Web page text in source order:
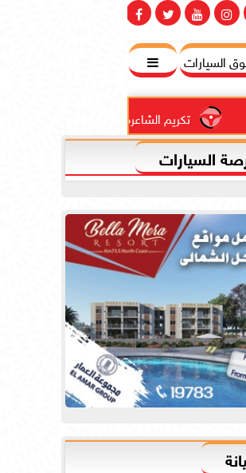
السيارات 
تكريم الشاعرة المغربية عائشة تاقي في مجموعة
السيارات